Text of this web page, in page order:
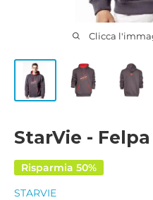
Clicca
StarVie -
Risparmia 50%
STARVIE